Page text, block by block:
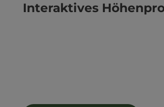
Interaktives